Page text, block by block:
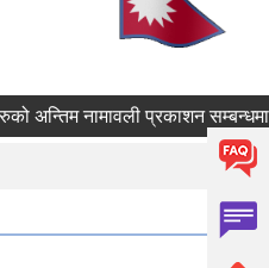
नामावली प्रकाशन सम्बन्धमा !